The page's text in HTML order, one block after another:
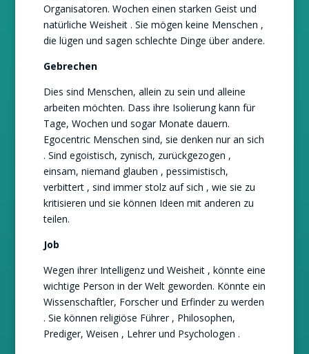
Organisatoren. Wochen einen starken Geist und
natürliche Weisheit . Sie mögen keine Menschen ,
die lügen und sagen schlechte Dinge über andere.
Gebrechen
Dies sind Menschen, allein zu sein und alleine
arbeiten möchten. Dass ihre Isolierung kann für
Tage, Wochen und sogar Monate dauern.
Egocentric Menschen sind, sie denken nur an sich
. Sind egoistisch, zynisch, zurückgezogen ,
einsam, niemand glauben , pessimistisch,
verbittert , sind immer stolz auf sich , wie sie zu
kritisieren und sie können Ideen mit anderen zu
teilen.
Job
Wegen ihrer Intelligenz und Weisheit , könnte eine
wichtige Person in der Welt geworden. Könnte ein
Wissenschaftler, Forscher und Erfinder zu werden
. Sie können religiöse Führer , Philosophen,
Prediger, Weisen , Lehrer und Psychologen .